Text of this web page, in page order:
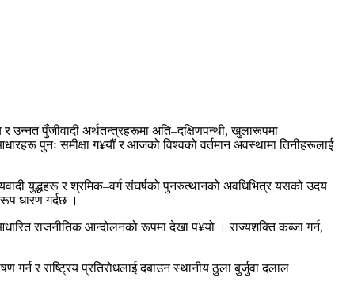
उन्नत पुँजीवादी अर्थतन्त्रहरूमा अति–दक्षिणपन्थी, खुलारूपमा
पुनः समीक्षा ग¥यौं र आजको विश्वको वर्तमान अवस्थामा तिनीहरूलाई
युद्धहरू र श्रमिक–वर्ग संघर्षको पुनरुत्थानको अवधिभित्र यसको उदय
धारण गर्दछ ।
राजनीतिक आन्दोलनको रूपमा देखा प¥यो । राज्यशक्ति कब्जा गर्न,
र राष्ट्रिय प्रतिरोधलाई दबाउन स्थानीय ठुला बुर्जुवा दलाल